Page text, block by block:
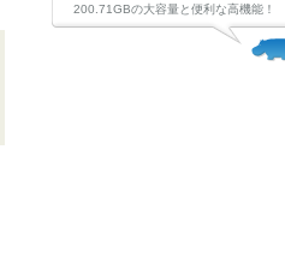
200.71GBの大容量と便利な高機能！